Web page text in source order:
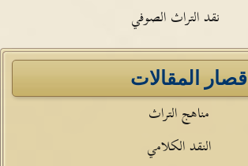
نقد التراث الصوفي
قصار المقالات
مناهج التراث
النقد الكلامي